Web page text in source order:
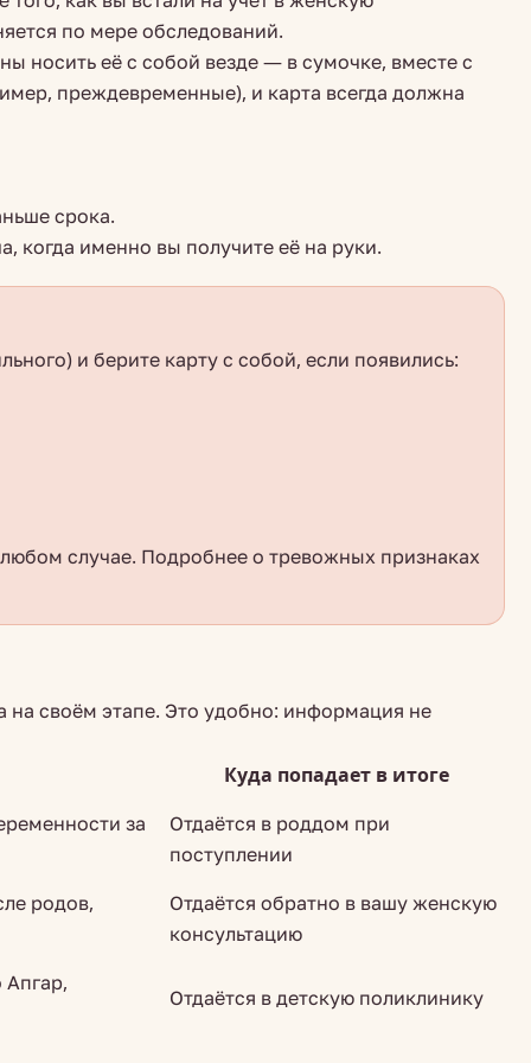
по мере обследований.
носить её с собой везде — в сумочке, вместе с
преждевременные), и карта всегда должна
срока.
когда именно вы получите её на руки.
и берите карту с собой, если появились:
случае. Подробнее о тревожных признаках
на своём этапе. Это удобно: информация не
Куда попадает в итоге
за
Отдаётся в роддом при
поступлении
родов,
Отдаётся обратно в вашу женскую
консультацию
Отдаётся в детскую поликлинику